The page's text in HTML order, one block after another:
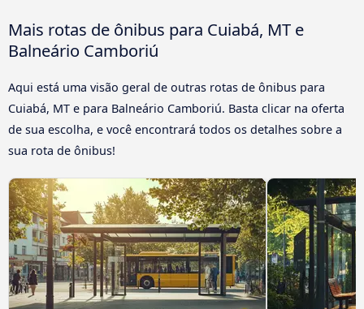
Mais rotas de ônibus para Cuiabá, MT e
Balneário Camboriú
Aqui está uma visão geral de outras rotas de ônibus para
Cuiabá, MT e para Balneário Camboriú. Basta clicar na oferta
de sua escolha, e você encontrará todos os detalhes sobre a
sua rota de ônibus!